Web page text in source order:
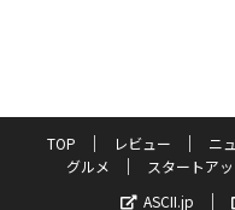
TOP レビュー ニ
グルメ
スタートア
ASCII.jp